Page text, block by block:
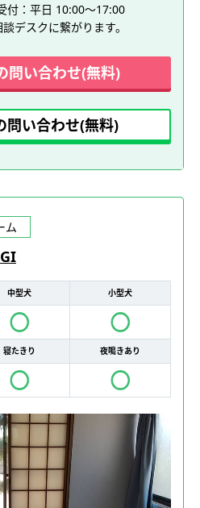
付：平日 10:00～17:00
デスクに繋がります。
問い合わせ(無料)
問い合わせ(無料)
ム
中型犬 小型犬
寝たきり 夜鳴きあり